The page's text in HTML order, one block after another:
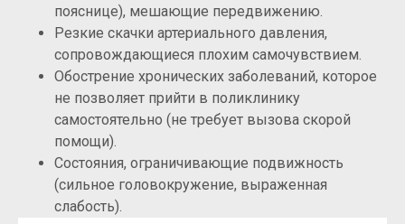
пояснице), мешающие передвижению.
Резкие скачки артериального давления,
сопровождающиеся плохим самочувствием.
Обострение хронических заболеваний, которое
не позволяет прийти в поликлинику
самостоятельно (не требует вызова скорой
помощи).
Состояния, ограничивающие подвижность
(сильное головокружение, выраженная
слабость).